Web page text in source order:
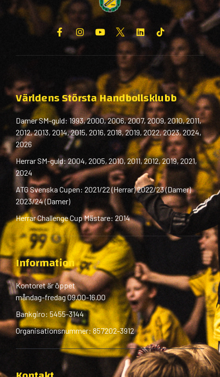
Världens Största Handbollsklubb
Damer SM-guld: 1993, 2000, 2006, 2007, 2009, 2010, 2011,
2012, 2013, 2014, 2015, 2016, 2018, 2019, 2022, 2023, 2024,
2026
Herrar SM-guld: 2004, 2005, 2010, 2011, 2012, 2019, 2021,
2024
ATG Svenska Cupen: 2021/22 (Herrar) 2022/23 (Damer)
2023/24 (Damer)
Herrar Challenge Cup Mästare: 2014
Information
Kontoret är öppet
måndag-fredag 09.00-16.00
Bankgiro: 5455-3144
Organisationsnummer: 857202-3912